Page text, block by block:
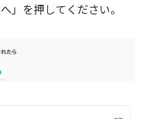
」を押してください。